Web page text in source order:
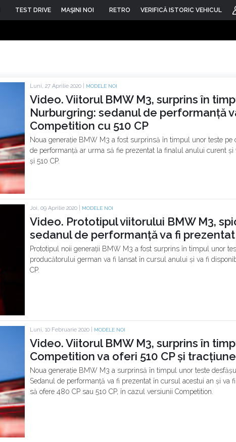
TEST DRIVE MAŞINI NOI RETRO VERIFICĂ ISTORIC VEHICUL
Luni, 27 Aprilie 2020 | MODELE NOI
Video. Viitorul BMW M3, surprins în
Nurburgring: sedanul de performanță
Competition cu 510 CP
Noua generație BMW M3 a fost surprinsă în timpul unor teste pe
de performanță ar urma să fie prezentat la finalul anului curent
și 510 CP.
Joi, 09 Aprilie 2020 | MODELE NOI
Video. Prototipul viitorului BMW M3,
sedanul de performanță va fi
Prototipul noii generații BMW M3 a fost surprins în timpul unor
producătorului german va fi lansat în cursul anului și va fi
CP.
Luni, 10 Februarie 2020 | MODELE NOI
Video. Viitorul BMW M3, surprins în
Competition va oferi 510 CP și
Noua generație BMW M3 a surprinsă în timpul unor teste
Sedanul de performanță va fi prezentat în cursul acestui an și va
să ofere 480 CP sau 510 CP, în cazul versiunii Competition.